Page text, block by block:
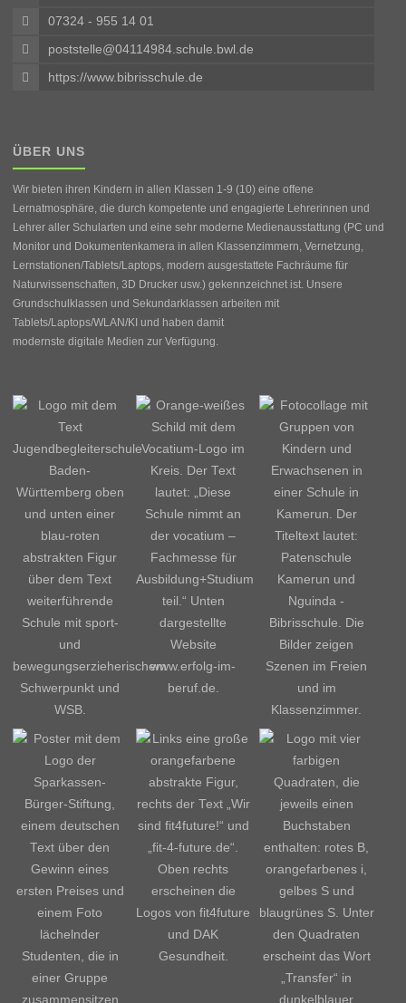
07324 - 955 14 01
poststelle@04114984.schule.bwl.de
https://www.bibrisschule.de
ÜBER UNS
Wir bieten ihren Kindern in allen Klassen 1-9 (10) eine offene
Lernatmosphäre, die durch kompetente und engagierte Lehrerinnen und
Lehrer aller Schularten und eine sehr moderne Medienausstattung (PC und
Monitor und Dokumentenkamera in allen Klassenzimmern, Vernetzung,
Lernstationen/Tablets/Laptops, modern ausgestattete Fachräume für
Naturwissenschaften, 3D Drucker usw.) gekennzeichnet ist. Unsere
Grundschulklassen und Sekundarklassen arbeiten mit
Tablets/Laptops/WLAN/KI und haben damit
modernste digitale Medien zur Verfügung.